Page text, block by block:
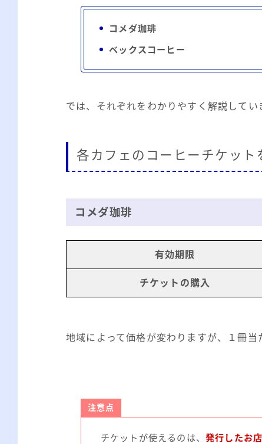
コメダ珈琲
ベックスコーヒー
では、それぞれをわかりやすく解説してい
各カフェのコーヒーチケット
コメダ珈琲
有効期限
チケットの購入
地域によって価格が変わりますが、１冊当
注意点
チケットが使えるのは、 発行したお